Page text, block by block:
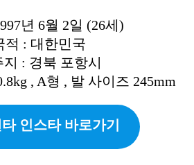
년 6월 2일 (26세)
적 : 대한민국
지 : 경북 포항시
, A형 , 발 사이즈 245mm
인스타 바로가기